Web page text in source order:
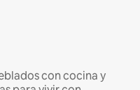
con cocina y